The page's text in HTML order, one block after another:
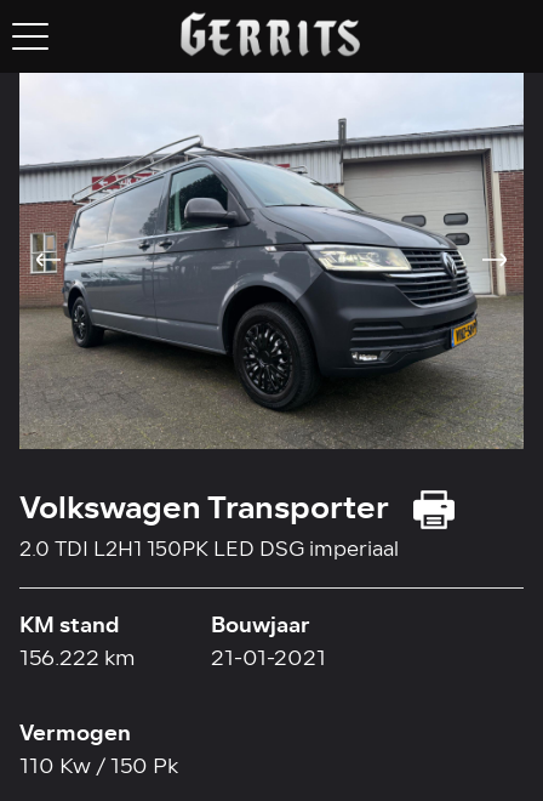
Volkswagen Transporter
2.0 TDI L2H1 150PK LED DSG imperiaal
KM stand
156.222 km
Bouwjaar
21-01-2021
Vermogen
110 Kw / 150 Pk